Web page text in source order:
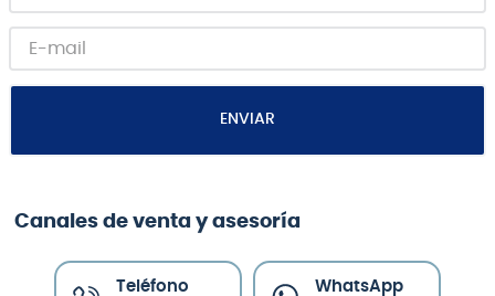
ENVIAR
Canales de venta y asesoría
Teléfono WhatsApp